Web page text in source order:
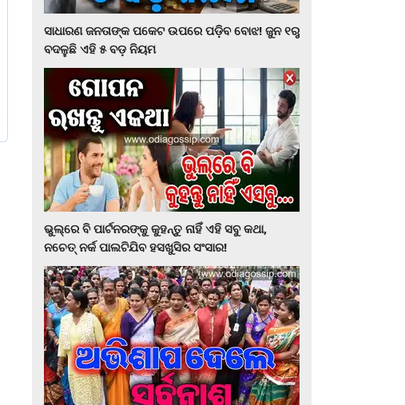
ସାଧାରଣ ଜନତାଙ୍କ ପକେଟ ଉପରେ ପଡ଼ିବ ବୋଝ! ଜୁନ ୧ରୁ
ବଦଳୁଛି ଏହି ୫ ବଡ଼ ନିୟମ
ଭୁଲ୍‌ରେ ବି ପାର୍ଟନରଙ୍କୁ କୁହନ୍ତୁ ନାହିଁ ଏହି ସବୁ କଥା,
ନଚେତ୍‌ ନର୍କ ପାଲଟିଯିବ ହସଖୁସିର ସଂସାର!